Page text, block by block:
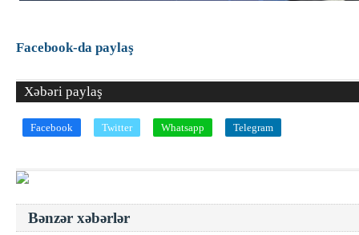
Facebook-da paylaş
Xəbəri paylaş
Facebook Twitter Whatsapp Telegram
Bənzər xəbərlər